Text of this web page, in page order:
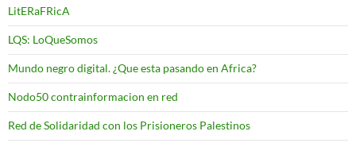
LitERaFRicA
LQS: LoQueSomos
Mundo negro digital. ¿Que esta pasando en Africa?
Nodo50 contrainformacion en red
Red de Solidaridad con los Prisioneros Palestinos